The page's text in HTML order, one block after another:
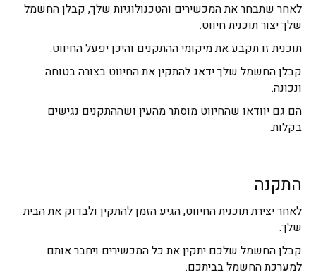
לאחר שתבחר את המכשירים והטכנולוגיות שלך, קבלן החשמל
שלך יצור תוכנית חיווט.
תוכנית זו תקבע את מיקומי ההתקנים והיכן יפעל החיווט.
קבלן החשמל שלך ידאג להתקין את החיווט בצורה בטוחה
ונכונה.
הם גם יוודאו שהחיווט מוסתר מהעין ושההתקנים נגישים
בקלות.
התקנה
לאחר יצירת תוכנית החיווט, הגיע הזמן להתקין ולבדוק את הבית
שלך.
קבלן החשמל שלכם יתקין את כל המכשירים ויחבר אותם
למערכת החשמל בביתכם.